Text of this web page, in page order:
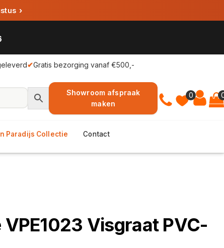
›
✔Gratis bezorging vanaf €500,-
0
Showroom afspraak
maken
Paradijs Collectie Contact
Visgraat PVC-